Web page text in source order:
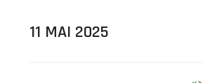
11 MAI 2025